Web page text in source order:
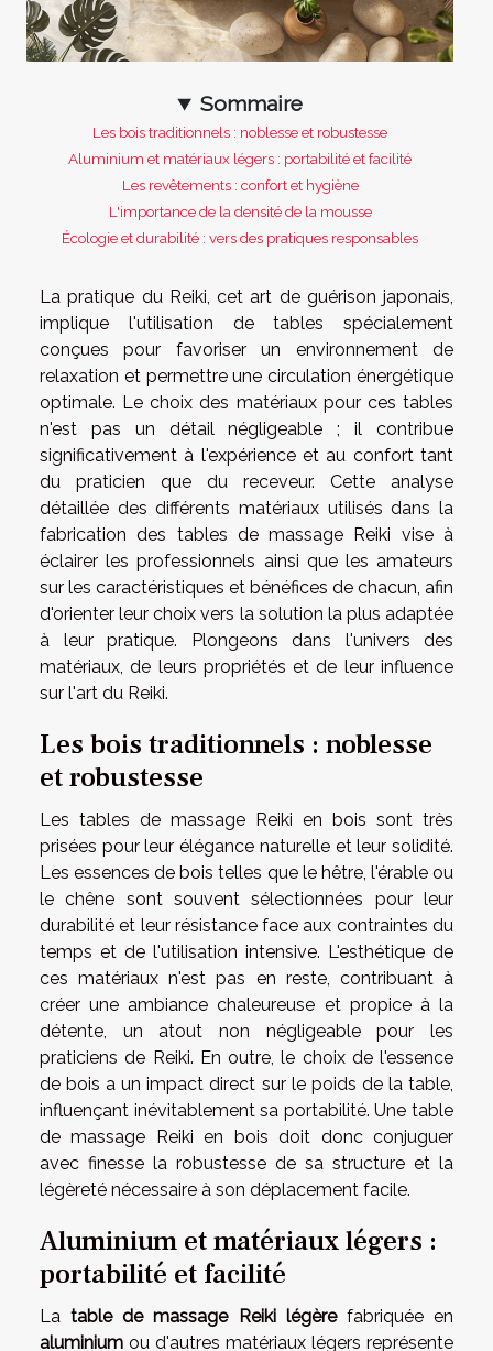
Sommaire
Les bois traditionnels : noblesse et robustesse
Aluminium et matériaux légers : portabilité et facilité
Les revêtements : confort et hygiène
L'importance de la densité de la mousse
Écologie et durabilité : vers des pratiques responsables
La pratique du Reiki, cet art de guérison japonais,
implique l'utilisation de tables spécialement
conçues pour favoriser un environnement de
relaxation et permettre une circulation énergétique
optimale. Le choix des matériaux pour ces tables
n'est pas un détail négligeable ; il contribue
significativement à l'expérience et au confort tant
du praticien que du receveur. Cette analyse
détaillée des différents matériaux utilisés dans la
fabrication des tables de massage Reiki vise à
éclairer les professionnels ainsi que les amateurs
sur les caractéristiques et bénéfices de chacun, afin
d'orienter leur choix vers la solution la plus adaptée
à leur pratique. Plongeons dans l'univers des
matériaux, de leurs propriétés et de leur influence
sur l'art du Reiki.
Les bois traditionnels : noblesse
et robustesse
Les tables de massage Reiki en bois sont très
prisées pour leur élégance naturelle et leur solidité.
Les essences de bois telles que le hêtre, l'érable ou
le chêne sont souvent sélectionnées pour leur
durabilité et leur résistance face aux contraintes du
temps et de l'utilisation intensive. L'esthétique de
ces matériaux n'est pas en reste, contribuant à
créer une ambiance chaleureuse et propice à la
détente, un atout non négligeable pour les
praticiens de Reiki. En outre, le choix de l'essence
de bois a un impact direct sur le poids de la table,
influençant inévitablement sa portabilité. Une table
de massage Reiki en bois doit donc conjuguer
avec finesse la robustesse de sa structure et la
légèreté nécessaire à son déplacement facile.
Aluminium et matériaux légers :
portabilité et facilité
Latable de massage Reiki légèrefabriquée en
aluminium ou d'autres matériaux légers représente